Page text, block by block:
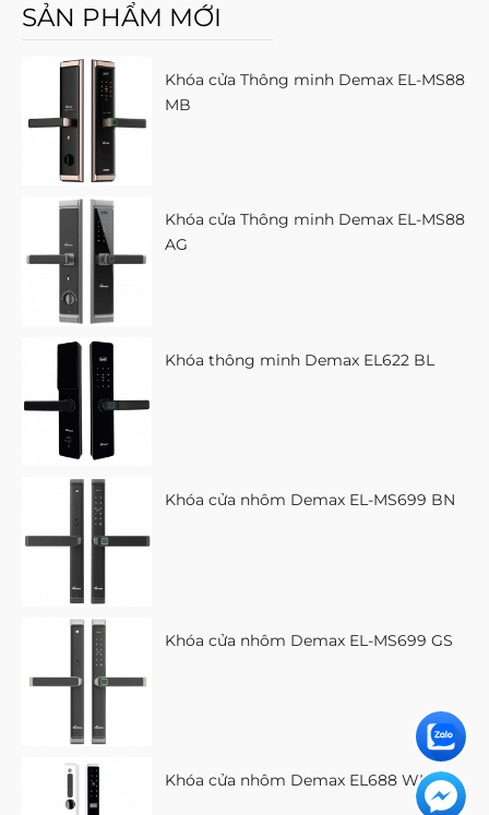
SẢN PHẨM MỚI
Khóa cửa Thông minh Demax EL-MS88
MB
Khóa cửa Thông minh Demax EL-MS88
AG
Khóa thông minh Demax EL622 BL
Khóa cửa nhôm Demax EL-MS699 BN
Khóa cửa nhôm Demax EL-MS699 GS
Khóa cửa nhôm Demax EL688 WH